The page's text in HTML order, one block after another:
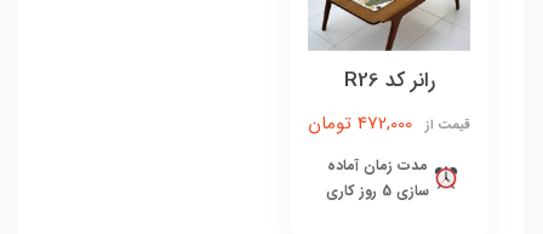
رانر کد R26
قیمت از 472,000 تومان
مدت زمان آماده
سازی 5 روز کاری